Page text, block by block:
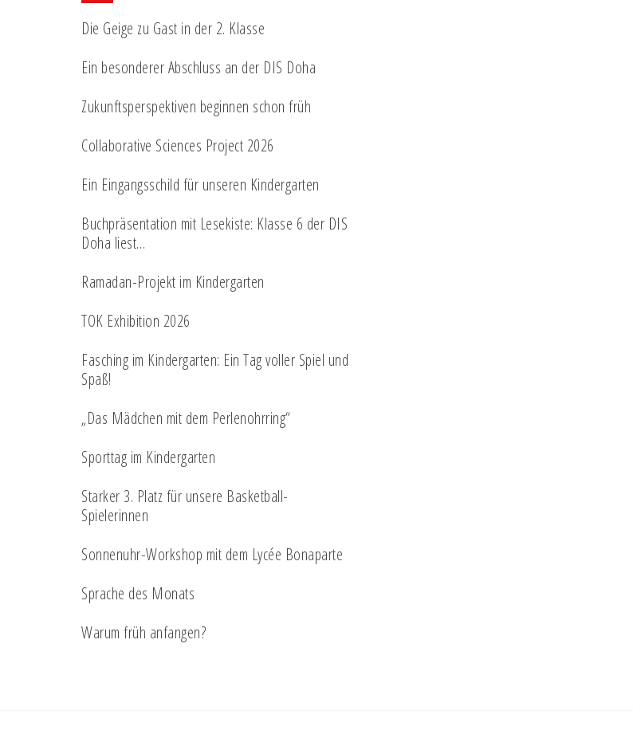
Die Geige zu Gast in der 2. Klasse
Ein besonderer Abschluss an der DIS Doha
Zukunftsperspektiven beginnen schon früh
Collaborative Sciences Project 2026
Ein Eingangsschild für unseren Kindergarten
Buchpräsentation mit Lesekiste: Klasse 6 der DIS
Doha liest…
Ramadan-Projekt im Kindergarten
TOK Exhibition 2026
Fasching im Kindergarten: Ein Tag voller Spiel und
Spaß!
„Das Mädchen mit dem Perlenohrring“
Sporttag im Kindergarten
Starker 3. Platz für unsere Basketball-
Spielerinnen
Sonnenuhr-Workshop mit dem Lycée Bonaparte
Sprache des Monats
Warum früh anfangen?